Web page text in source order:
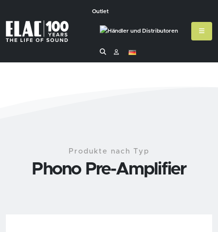
Outlet
Produkte nach Typ
Phono Pre-Amplifier